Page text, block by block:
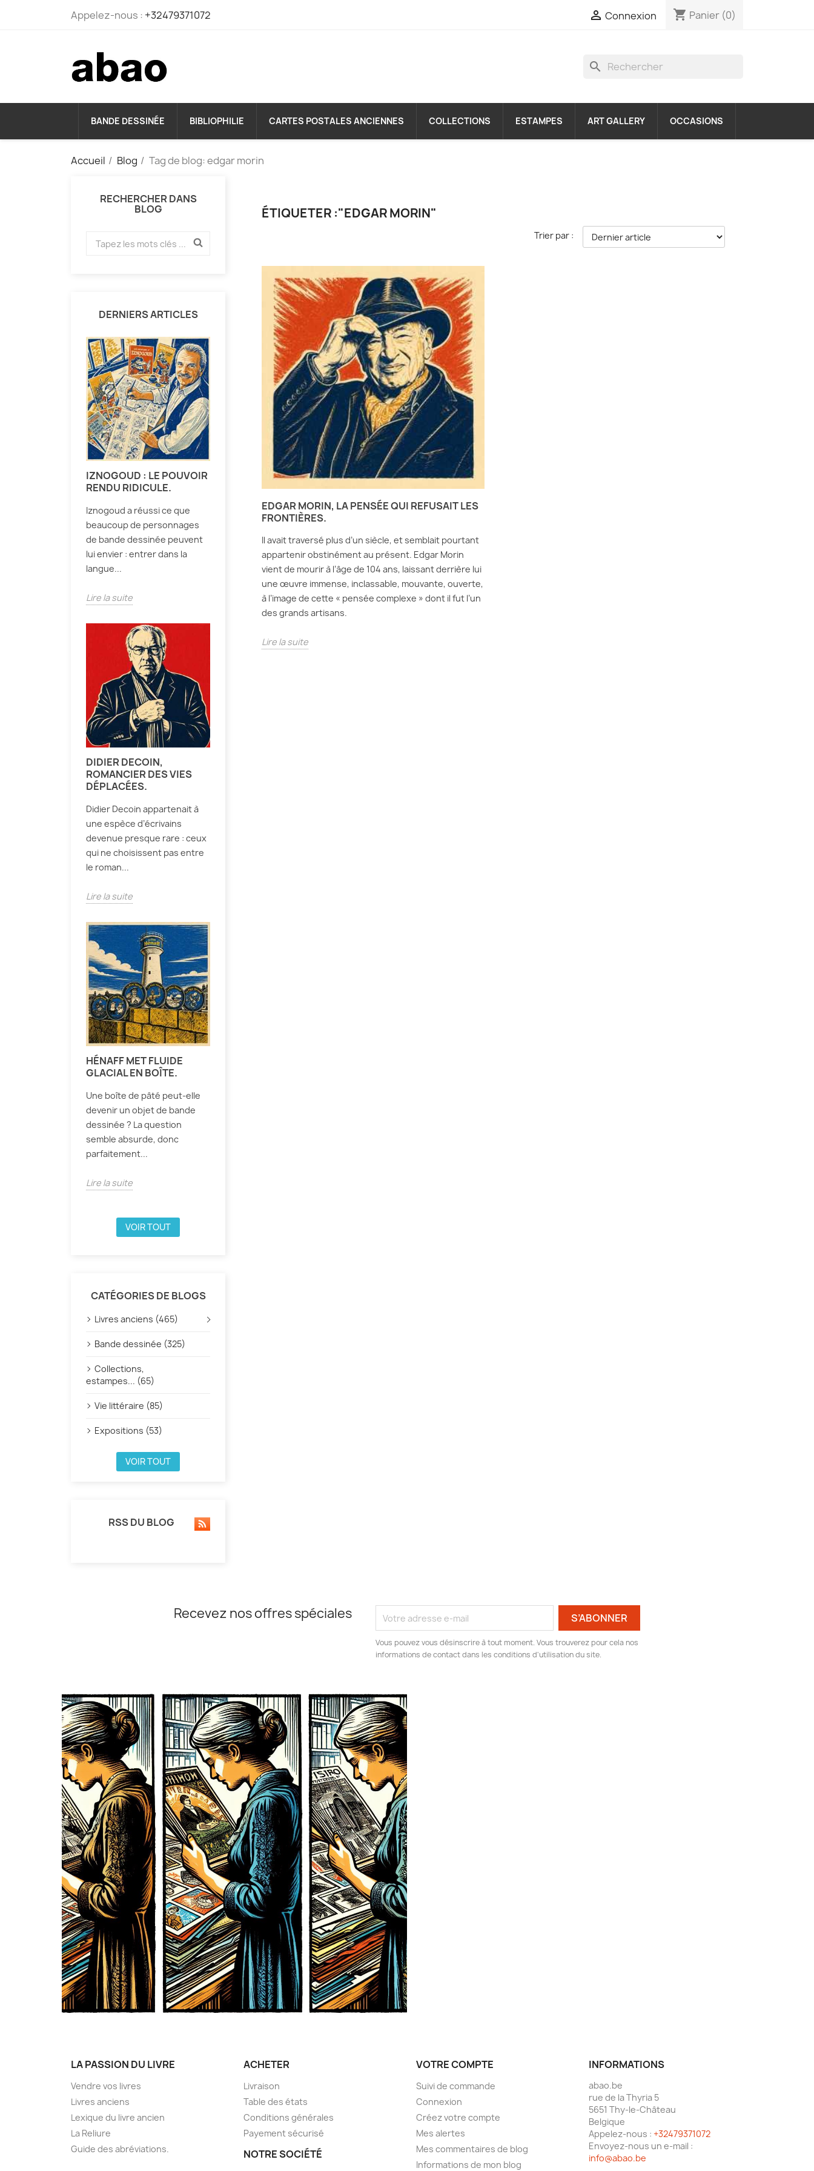
Appelez-nous : +32479371072  Connexion shopping_cart Panier (0)
search
BANDE DESSINÉE BIBLIOPHILIE CARTES POSTALES ANCIENNES COLLECTIONS ESTAMPES ART GALLERY OCCASIONS
Accueil Blog Tag de blog: edgar morin
RECHERCHER DANS
BLOG
DERNIERS ARTICLES
IZNOGOUD : LE POUVOIR
RENDU RIDICULE.
Iznogoud a réussi ce que
beaucoup de personnages
de bande dessinée peuvent
lui envier : entrer dans la
langue...
Lire la suite
DIDIER DECOIN,
ROMANCIER DES VIES
DÉPLACÉES.
Didier Decoin appartenait à
une espèce d’écrivains
devenue presque rare : ceux
qui ne choisissent pas entre
le roman...
Lire la suite
HÉNAFF MET FLUIDE
GLACIAL EN BOÎTE.
Une boîte de pâté peut-elle
devenir un objet de bande
dessinée ? La question
semble absurde, donc
parfaitement...
Lire la suite
VOIR TOUT
CATÉGORIES DE BLOGS
Livres anciens (465)
Bande dessinée (325)
Collections,
estampes... (65)
Vie littéraire (85)
Expositions (53)
VOIR TOUT
RSS DU BLOG
ÉTIQUETER :"EDGAR MORIN"
Trier par :
EDGAR MORIN, LA PENSÉE QUI REFUSAIT LES
FRONTIÈRES.
Il avait traversé plus d’un siècle, et semblait pourtant
appartenir obstinément au présent. Edgar Morin
vient de mourir à l’âge de 104 ans, laissant derrière lui
une œuvre immense, inclassable, mouvante, ouverte,
à l’image de cette « pensée complexe » dont il fut l’un
des grands artisans.
Lire la suite
Recevez nos offres spéciales
Vous pouvez vous désinscrire à tout moment. Vous trouverez pour cela nos
informations de contact dans les conditions d'utilisation du site.
LA PASSION DU LIVRE
Vendre vos livres
Livres anciens
Lexique du livre ancien
La Reliure
Guide des abréviations.
ACHETER
Livraison
Table des états
Conditions générales
Payement sécurisé
NOTRE SOCIÉTÉ
VOTRE COMPTE
Suivi de commande
Connexion
Créez votre compte
Mes alertes
Mes commentaires de blog
Informations de mon blog
INFORMATIONS
abao.be
rue de la Thyria 5
5651 Thy-le-Château
Belgique
Appelez-nous : +32479371072
Envoyez-nous un e-mail :
info@abao.be